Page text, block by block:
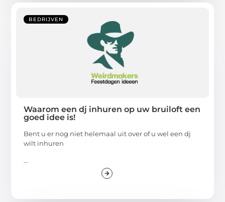
BEDRIJVEN
Waarom een dj inhuren op uw bruiloft een
goed idee is!
Bent u er nog niet helemaal uit over of u wel een dj
wilt inhuren
...